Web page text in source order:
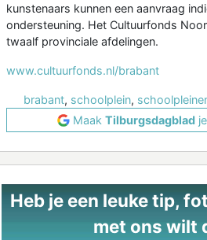
kunstenaars kunnen een aanvraag
ondersteuning. Het Cultuurfonds
twaalf provinciale afdelingen.
www.cultuurfonds.nl/brabant
brabant, schoolplein,
Maak Tilburgsdagblad
Heb je een leuke tip,
met ons wilt